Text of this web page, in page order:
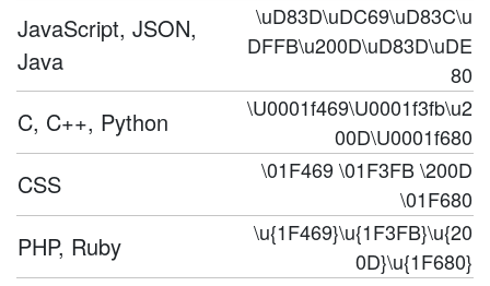
JavaScript, JSON,
Java
\uD83D\uDC69\uD83C\u
DFFB\u200D\uD83D\uDE
80
C, C++, Python
\U0001f469\U0001f3fb\u2
00D\U0001f680
CSS
\01F469 \01F3FB \200D
\01F680
PHP, Ruby
\u{1F469}\u{1F3FB}\u{20
0D}\u{1F680}